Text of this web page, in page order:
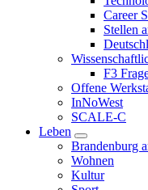
Career
Stellen
F3
Offene
InNoWest
SCALE-C
Leben
Brandenburg
Wohnen
Kultur